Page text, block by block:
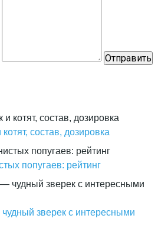
состав, дозировка
попугаев: рейтинг
зверек с интересными